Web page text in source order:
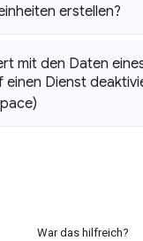
erstellen?
mit den Daten
einen Dienst
War das hilfreich?